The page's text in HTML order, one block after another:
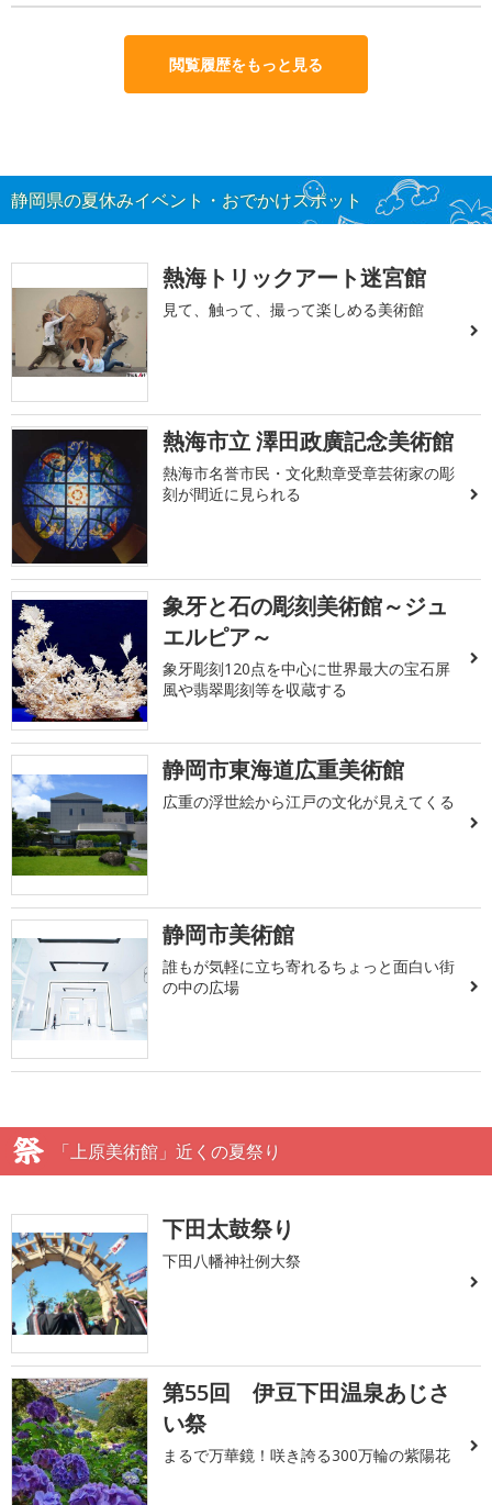
閲覧履歴をもっと見る
静岡県の夏休みイベント・おでかけスポット
熱海トリックアート迷宮館
見て、触って、撮って楽しめる美術館
熱海市立 澤田政廣記念美術館
熱海市名誉市民・文化勲章受章芸術家の彫
刻が間近に見られる
象牙と石の彫刻美術館～ジュ
エルピア～
象牙彫刻120点を中心に世界最大の宝石屏
風や翡翠彫刻等を収蔵する
静岡市東海道広重美術館
広重の浮世絵から江戸の文化が見えてくる
静岡市美術館
誰もが気軽に立ち寄れるちょっと面白い街
の中の広場
「上原美術館」近くの夏祭り
下田太鼓祭り
下田八幡神社例大祭
第55回 伊豆下田温泉あじさ
い祭
まるで万華鏡！咲き誇る300万輪の紫陽花